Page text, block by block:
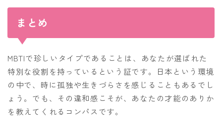
まとめ
MBTIで珍しいタイプであることは、あなたが選ばれた
特別な役割を持っているという証です。日本という環境
の中で、時に孤独や生きづらさを感じることもあるでし
ょう。でも、その違和感こそが、あなたの才能のありか
を教えてくれるコンパスです。